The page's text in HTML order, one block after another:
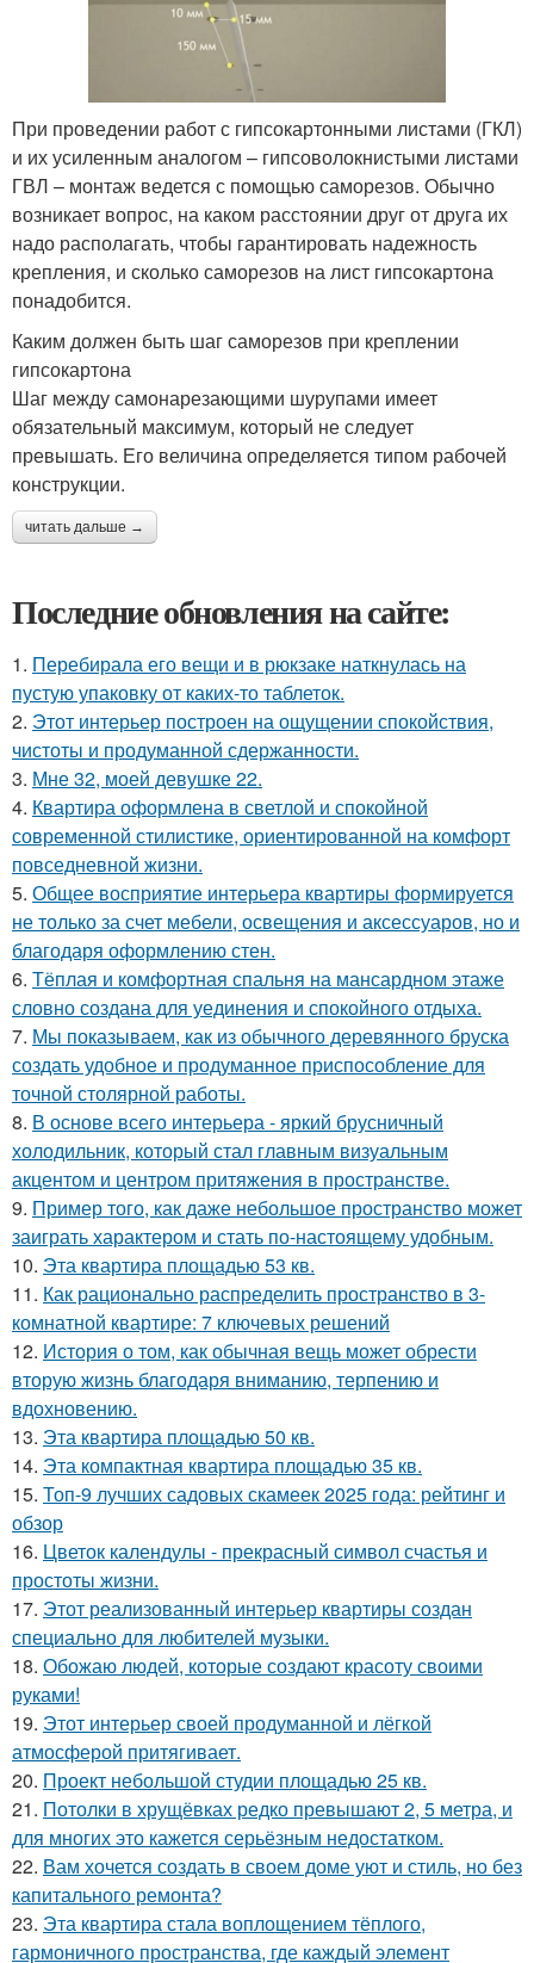
При проведении работ с гипсокартонными листами (ГКЛ)
и их усиленным аналогом – гипсоволокнистыми листами
ГВЛ – монтаж ведется с помощью саморезов. Обычно
возникает вопрос, на каком расстоянии друг от друга их
надо располагать, чтобы гарантировать надежность
крепления, и сколько саморезов на лист гипсокартона
понадобится.
Каким должен быть шаг саморезов при креплении
гипсокартона
Шаг между самонарезающими шурупами имеет
обязательный максимум, который не следует
превышать. Его величина определяется типом рабочей
конструкции.
читать дальше →
Последние обновления на сайте:
1. Перебирала его вещи и в рюкзаке наткнулась на
пустую упаковку от каких-то таблеток.
2. Этот интерьер построен на ощущении спокойствия,
чистоты и продуманной сдержанности.
3. Мне 32, моей девушке 22.
4. Квартира оформлена в светлой и спокойной
современной стилистике, ориентированной на комфорт
повседневной жизни.
5. Общее восприятие интерьера квартиры формируется
не только за счет мебели, освещения и аксессуаров, но и
благодаря оформлению стен.
6. Тёплая и комфортная спальня на мансардном этаже
словно создана для уединения и спокойного отдыха.
7. Мы показываем, как из обычного деревянного бруска
создать удобное и продуманное приспособление для
точной столярной работы.
8. В основе всего интерьера - яркий брусничный
холодильник, который стал главным визуальным
акцентом и центром притяжения в пространстве.
9. Пример того, как даже небольшое пространство может
заиграть характером и стать по-настоящему удобным.
10. Эта квартира площадью 53 кв.
11. Как рационально распределить пространство в 3-
комнатной квартире: 7 ключевых решений
12. История о том, как обычная вещь может обрести
вторую жизнь благодаря вниманию, терпению и
вдохновению.
13. Эта квартира площадью 50 кв.
14. Эта компактная квартира площадью 35 кв.
15. Топ-9 лучших садовых скамеек 2025 года: рейтинг и
обзор
16. Цветок календулы - прекрасный символ счастья и
простоты жизни.
17. Этот реализованный интерьер квартиры создан
специально для любителей музыки.
18. Обожаю людей, которые создают красоту своими
руками!
19. Этот интерьер своей продуманной и лёгкой
атмосферой притягивает.
20. Проект небольшой студии площадью 25 кв.
21. Потолки в хрущёвках редко превышают 2, 5 метра, и
для многих это кажется серьёзным недостатком.
22. Вам хочется создать в своем доме уют и стиль, но без
капитального ремонта?
23. Эта квартира стала воплощением тёплого,
гармоничного пространства, где каждый элемент